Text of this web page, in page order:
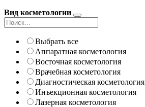
Вид косметологии
Выбрать все
Аппаратная косметология
Восточная косметология
Врачебная косметология
Диагностическая косметология
Инъекционная косметология
Лазерная косметология